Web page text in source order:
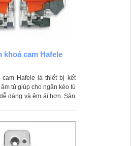
khoá cam Hafele
cam Hafele là thiết bị kết
tủ giúp cho ngăn kéo tủ
dàng và êm ái hơn. Sản